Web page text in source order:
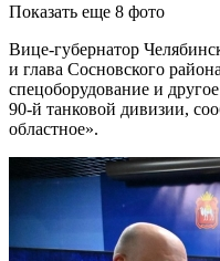
Показать еще 8 фото
Вице-губернатор
и глава Сосновского
спецоборудование и
90‑й танковой дивизии,
областное».